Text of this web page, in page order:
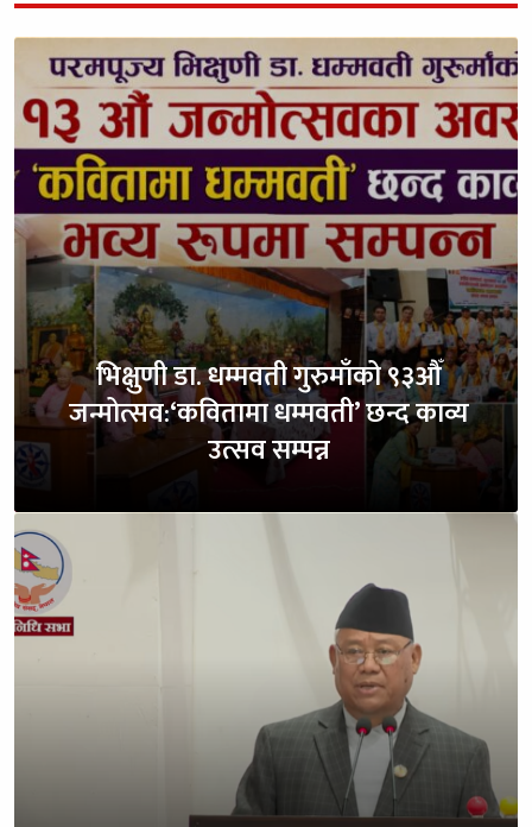
भिक्षुणी डा. धम्मवती गुरुमाँको ९३औँ
जन्मोत्सव:‘कवितामा धम्मवती’ छन्द काव्य
उत्सव सम्पन्न